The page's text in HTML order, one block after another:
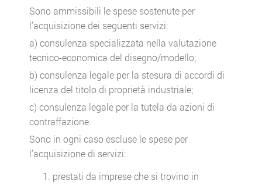
Sono ammissibili le spese sostenute per
l’acquisizione dei seguenti servizi:
a) consulenza specializzata nella valutazione
tecnico-economica del disegno/modello;
b) consulenza legale per la stesura di accordi di
licenza del titolo di proprietà industriale;
c) consulenza legale per la tutela da azioni di
contraffazione.
Sono in ogni caso escluse le spese per
l’acquisizione di servizi:
prestati da imprese che si trovino in